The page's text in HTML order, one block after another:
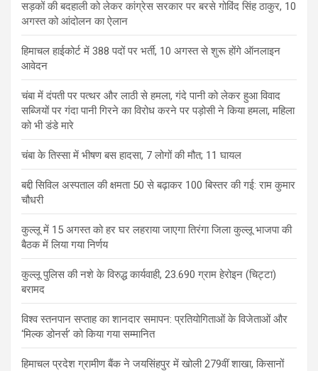
सड़कों की बदहाली को लेकर कांग्रेस सरकार पर बरसे गोविंद सिंह ठाकुर, 10
अगस्त को आंदोलन का ऐलान
हिमाचल हाईकोर्ट में 388 पदों पर भर्ती, 10 अगस्त से शुरू होंगे ऑनलाइन
आवेदन
चंबा में दंपती पर पत्थर और लाठी से हमला, गंदे पानी को लेकर हुआ विवाद
सब्जियों पर गंदा पानी गिरने का विरोध करने पर पड़ोसी ने किया हमला, महिला
को भी डंडे मारे
चंबा के तिस्सा में भीषण बस हादसा, 7 लोगों की मौत; 11 घायल
बद्दी सिविल अस्पताल की क्षमता 50 से बढ़ाकर 100 बिस्तर की गई: राम कुमार
चौधरी
कुल्लू में 15 अगस्त को हर घर लहराया जाएगा तिरंगा जिला कुल्लू भाजपा की
बैठक में लिया गया निर्णय
कुल्लू पुलिस की नशे के विरुद्ध कार्यवाही, 23.690 ग्राम हेरोइन (चिट्टा)
बरामद
विश्व स्तनपान सप्ताह का शानदार समापन: प्रतियोगिताओं के विजेताओं और
‘मिल्क डोनर्स’ को किया गया सम्मानित
हिमाचल प्रदेश ग्रामीण बैंक ने जयसिंहपुर में खोली 279वीं शाखा, किसानों